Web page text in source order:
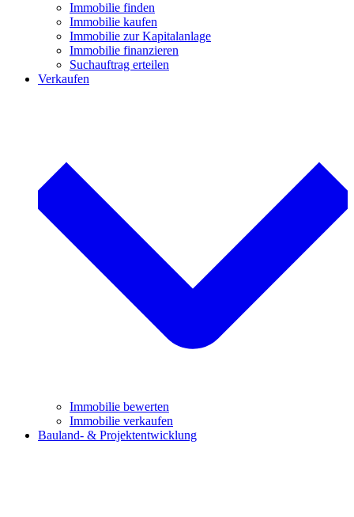
Immobilie finden
Immobilie kaufen
Immobilie zur Kapitalanlage
Immobilie finanzieren
Suchauftrag erteilen
Verkaufen
Immobilie bewerten
Immobilie verkaufen
Bauland- & Projektentwicklung